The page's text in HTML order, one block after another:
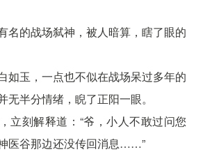
名的战场弑神，被人暗算，瞎了眼的
如玉，一点也不似在战场呆过多年的
无半分情绪，睨了正阳一眼。
立刻解释道：“爷，小人不敢过问您
医谷那边还没传回消息……”